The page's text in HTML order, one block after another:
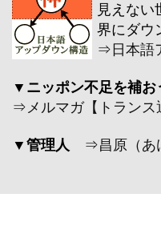
見えない
界にダウ
⇒日本語
▼ニッポン不足を補お
⇒メルマガ【トラン
▼管理人 ⇒昌原（